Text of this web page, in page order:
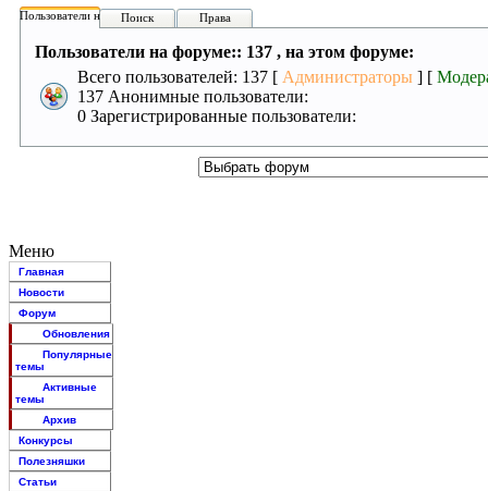
Пользователи на форуме:
Поиск Права
Пользователи на форуме:: 137 , на этом форуме:
Всего пользователей: 137 [ Администраторы ] [
137 Анонимные пользователи:
0 Зарегистрированные пользователи:
Меню
Главная
Новости
Форум
Обновления
Популярные
темы
Активные
темы
Архив
Конкурсы
Полезняшки
Статьи